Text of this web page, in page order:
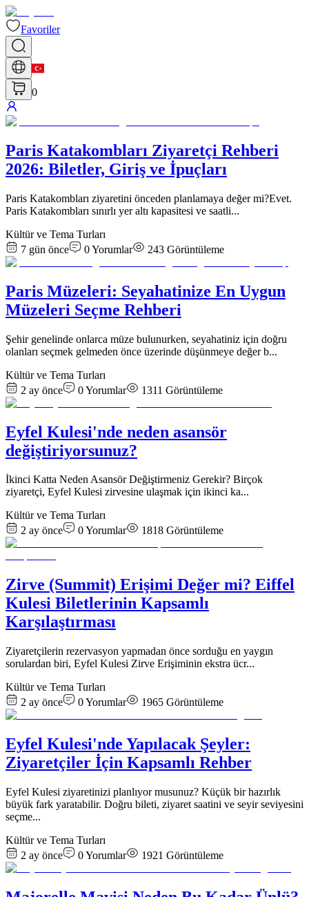
Favoriler
0
Paris Katakombları Ziyaretçi Rehberi
2026: Biletler, Giriş ve İpuçları
Paris Katakombları ziyaretini önceden planlamaya değer mi?Evet.
Paris Katakombları sınırlı yer altı kapasitesi ve saatli...
Kültür ve Tema Turları
7 gün önce
0Yorumlar 243 Görüntüleme
Paris Müzeleri: Seyahatinize En Uygun
Müzeleri Seçme Rehberi
Şehir genelinde onlarca müze bulunurken, seyahatiniz için doğru
olanları seçmek gelmeden önce üzerinde düşünmeye değer b...
Kültür ve Tema Turları
2 ay önce
0Yorumlar 1311 Görüntüleme
Eyfel Kulesi'nde neden asansör
değiştiriyorsunuz?
İkinci Katta Neden Asansör Değiştirmeniz Gerekir? Birçok
ziyaretçi, Eyfel Kulesi zirvesine ulaşmak için ikinci ka...
Kültür ve Tema Turları
2 ay önce
0Yorumlar 1818 Görüntüleme
Zirve (Summit) Erişimi Değer mi? Eiffel
Kulesi Biletlerinin Kapsamlı
Karşılaştırması
Ziyaretçilerin rezervasyon yapmadan önce sorduğu en yaygın
sorulardan biri, Eyfel Kulesi Zirve Erişiminin ekstra ücr...
Kültür ve Tema Turları
2 ay önce
0Yorumlar 1965 Görüntüleme
Eyfel Kulesi'nde Yapılacak Şeyler:
Ziyaretçiler İçin Kapsamlı Rehber
Eyfel Kulesi ziyaretinizi planlıyor musunuz? Küçük bir hazırlık
büyük fark yaratabilir. Doğru bileti, ziyaret saatini ve seyir seviyesini
seçme...
Kültür ve Tema Turları
2 ay önce
0Yorumlar 1921 Görüntüleme